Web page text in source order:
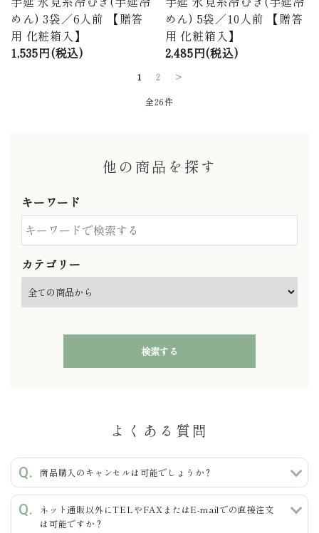
めん) 3袋／6人前 【贈答
用 化粧箱入】
1,535円(税込)
めん) 5袋／10人前 【贈答
用 化粧箱入】
2,485円(税込)
1 2 >
全26件
他の商品を探す
キーワード
カテゴリー
検索する
カテゴリー
よくある質問
商品購入のキャンセルは可能でしょうか？
ネット通販以外にTELやFAXまたはE-mailでの直接注文
は可能ですか？